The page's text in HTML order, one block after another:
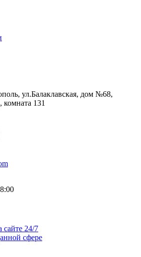
ул.Балаклавская, дом №68,
131
сайте 24/7
сфере